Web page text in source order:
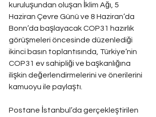
kuruluşundan oluşan İklim Ağı, 5
Haziran Çevre Günü ve 8 Haziran’da
Bonn’da başlayacak COP31 hazırlık
görüşmeleri öncesinde düzenlediği
ikinci basın toplantısında, Türkiye’nin
COP31 ev sahipliği ve başkanlığına
ilişkin değerlendirmelerini ve önerilerini
kamuoyu ile paylaştı.
Postane İstanbul’da gerçekleştirilen